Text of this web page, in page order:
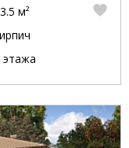
м²
этажа